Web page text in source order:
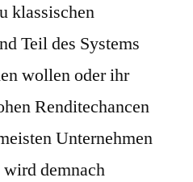
klassischen
Teil des Systems
wollen oder ihr
Renditechancen
Unternehmen
demnach